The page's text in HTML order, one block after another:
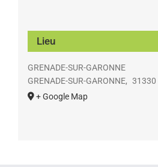
Lieu
GRENADE-SUR-GARONNE
GRENADE-SUR-GARONNE, 31330
+ Google Map